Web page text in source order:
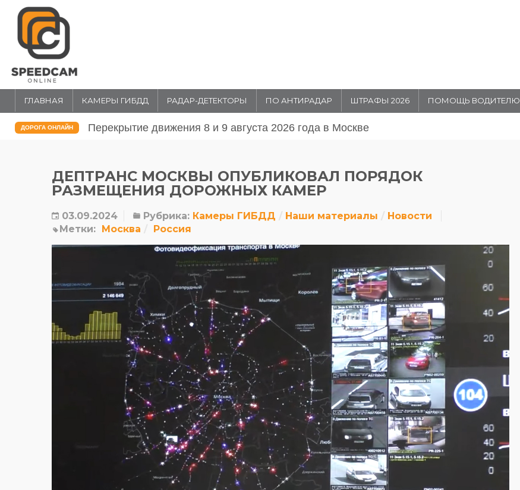
ГЛАВНАЯ КАМЕРЫ ГИБДД РАДАР-ДЕТЕКТОРЫ ПО АНТИРАДАР ШТРАФЫ 2026 ПОМОЩЬ ВОДИТЕЛЮ
ДОРОГА ОНЛАЙН Перекрытие движения 31 июля и 1 августа 20026 года в Москве
ДЕПТРАНС МОСКВЫ ОПУБЛИКОВАЛ ПОРЯДОК
РАЗМЕЩЕНИЯ ДОРОЖНЫХ КАМЕР
03.09.2024 Рубрика: Камеры ГИБДД Наши материалы
Новости
Метки: Москва Россия